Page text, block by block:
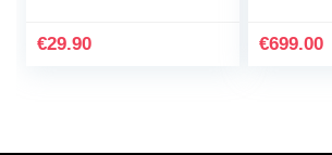
Groothoeklens,
€29.90 €699.00